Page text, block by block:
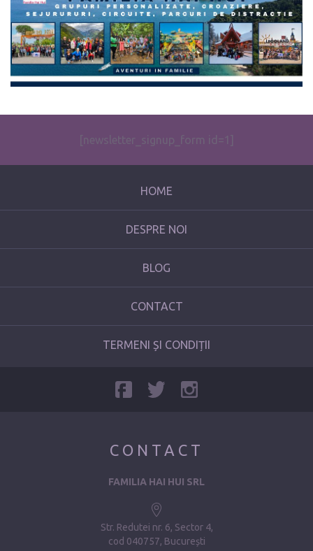
[newsletter_signup_form id=1]
HOME
DESPRE NOI
BLOG
CONTACT
TERMENI ȘI CONDIȚII
CONTACT
FAMILIA HAI HUI SRL
Str. Redutei nr. 6, Sector 4
cod 040757, București